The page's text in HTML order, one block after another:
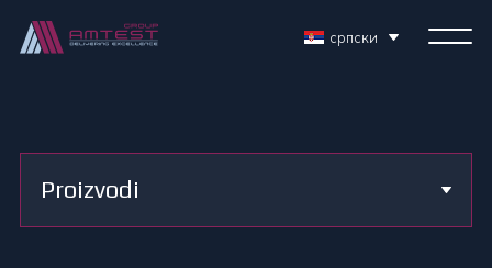
српски
Proizvodi